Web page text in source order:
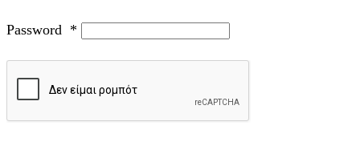
Password *